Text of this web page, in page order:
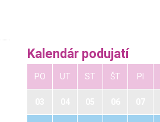
Kalendár podujatí
PO UT ST ŠT PI